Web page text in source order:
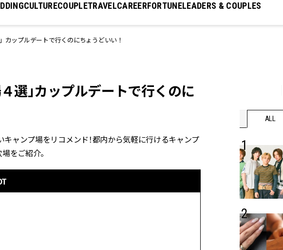
CULTURECOUPLETRAVELCAREERFORTUNELEADERS & COUPLES
カップルデートで行くのにちょうどいい！
選」カップルデートで行くのに
ャンプ場をリコメンド！都内から気軽に行けるキャンプ
をご紹介。
ALL
BEAUTY
かな肌を目指す | CLASSY.[クラッ